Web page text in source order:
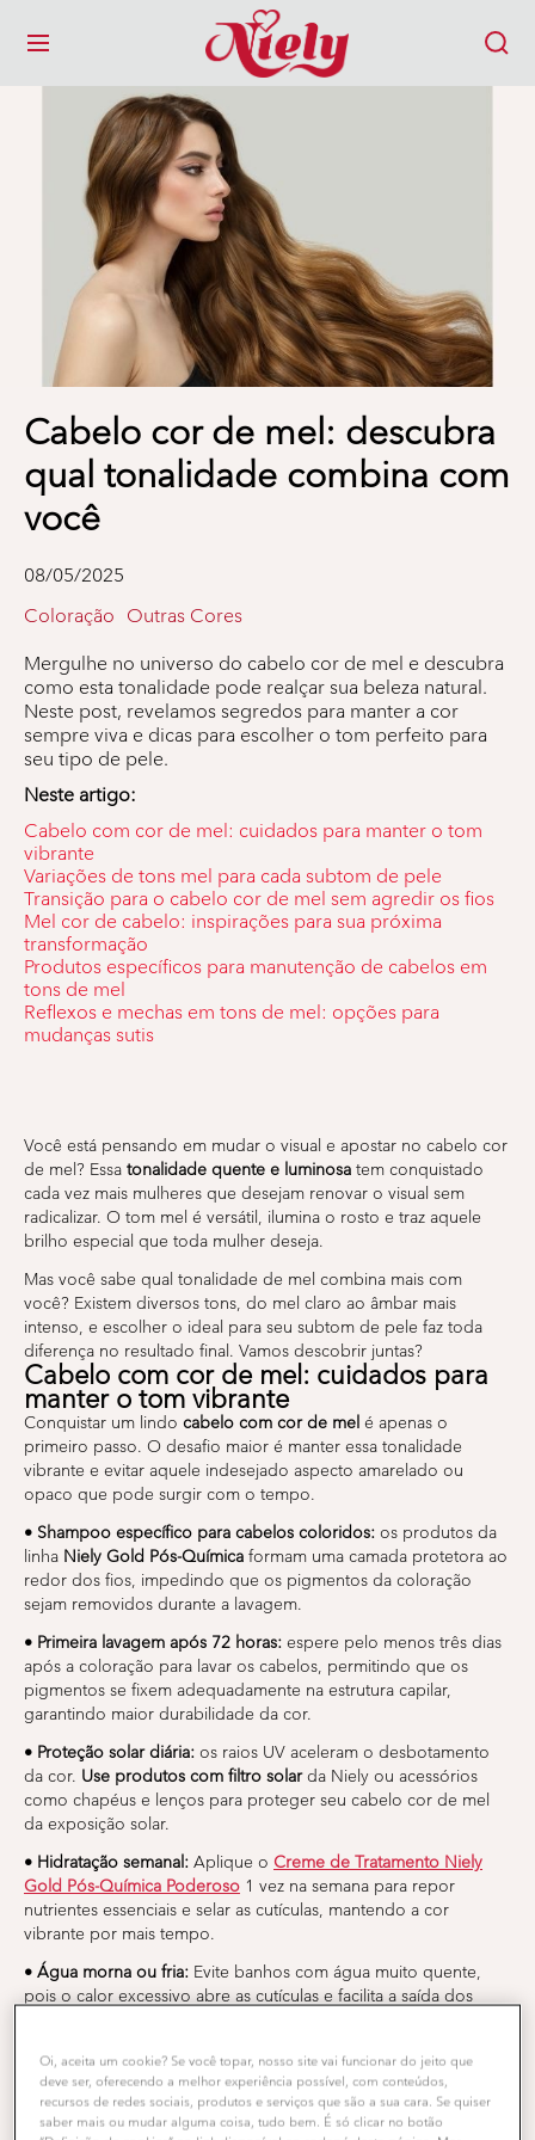
MENU
Cabelo cor de mel: descubra
qual tonalidade combina com
você
08/05/2025
Coloração
Outras Cores
Mergulhe no universo do cabelo cor de mel e descubra
como esta tonalidade pode realçar sua beleza natural.
Neste post, revelamos segredos para manter a cor
sempre viva e dicas para escolher o tom perfeito para
seu tipo de pele.
Neste artigo:
Cabelo com cor de mel: cuidados para manter o tom
vibrante
Variações de tons mel para cada subtom de pele
Transição para o cabelo cor de mel sem agredir os fios
Mel cor de cabelo: inspirações para sua próxima
transformação
Produtos específicos para manutenção de cabelos em
tons de mel
Reflexos e mechas em tons de mel: opções para
mudanças sutis
Você está pensando em mudar o visual e apostar no cabelo cor
de mel? Essa tonalidade quente e luminosa tem conquistado
cada vez mais mulheres que desejam renovar o visual sem
radicalizar. O tom mel é versátil, ilumina o rosto e traz aquele
brilho especial que toda mulher deseja.
Mas você sabe qual tonalidade de mel combina mais com
você? Existem diversos tons, do mel claro ao âmbar mais
intenso, e escolher o ideal para seu subtom de pele faz toda
diferença no resultado final. Vamos descobrir juntas?
Cabelo com cor de mel: cuidados para
manter o tom vibrante
Conquistar um lindo cabelo com cor de mel é apenas o
primeiro passo. O desafio maior é manter essa tonalidade
vibrante e evitar aquele indesejado aspecto amarelado ou
opaco que pode surgir com o tempo.
• Shampoo específico para cabelos coloridos: os produtos da
linha Niely Gold Pós-Química formam uma camada protetora ao
redor dos fios, impedindo que os pigmentos da coloração
sejam removidos durante a lavagem.
• Primeira lavagem após 72 horas: espere pelo menos três dias
após a coloração para lavar os cabelos, permitindo que os
pigmentos se fixem adequadamente na estrutura capilar,
garantindo maior durabilidade da cor.
• Proteção solar diária: os raios UV aceleram o desbotamento
da cor. Use produtos com filtro solarda Niely ou acessórios
como chapéus e lenços para proteger seu cabelo cor de mel
da exposição solar.
• Hidratação semanal: Aplique o Creme de Tratamento Niely
Gold Pós-Química Poderoso 1 vez na semana para repor
nutrientes essenciais e selar as cutículas, mantendo a cor
vibrante por mais tempo.
• Água morna ou fria: Evite banhos com água muito quente,
pois o calor excessivo abre as cutículas e facilita a saída dos
Variações de tons mel para cada subtom
de pele
Escolher o tom ideal de cabelo cor de mel vai muito além da
Oi, aceita um cookie? Se você topar, nosso site vai funcionar do jeito que
deve ser, oferecendo a melhor experiência possível, com conteúdos,
recursos de redes sociais, produtos e serviços que são a sua cara. Se quiser
saber mais ou mudar alguma coisa, tudo bem. É só clicar no botão